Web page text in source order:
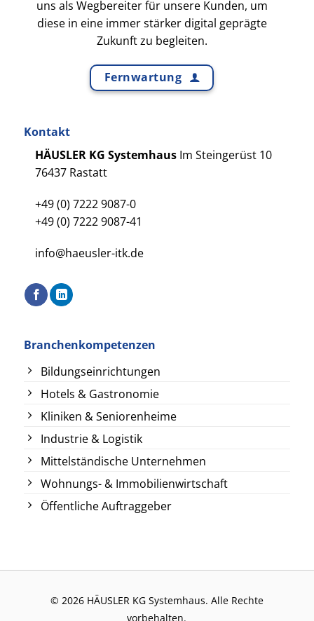
uns als Wegbereiter für unsere Kunden, um
diese in eine immer stärker digital geprägte
Zukunft zu begleiten.
Fernwartung
Kontakt
HÄUSLER KG Systemhaus Im Steingerüst 10
76437 Rastatt
+49 (0) 7222 9087-0
+49 (0) 7222 9087-41
info@haeusler-itk.de
Branchenkompetenzen
Bildungseinrichtungen
Hotels & Gastronomie
Kliniken & Seniorenheime
Industrie & Logistik
Mittelständische Unternehmen
Wohnungs- & Immobilienwirtschaft
Öffentliche Auftraggeber
© 2026 HÄUSLER KG Systemhaus. Alle Rechte
vorbehalten.